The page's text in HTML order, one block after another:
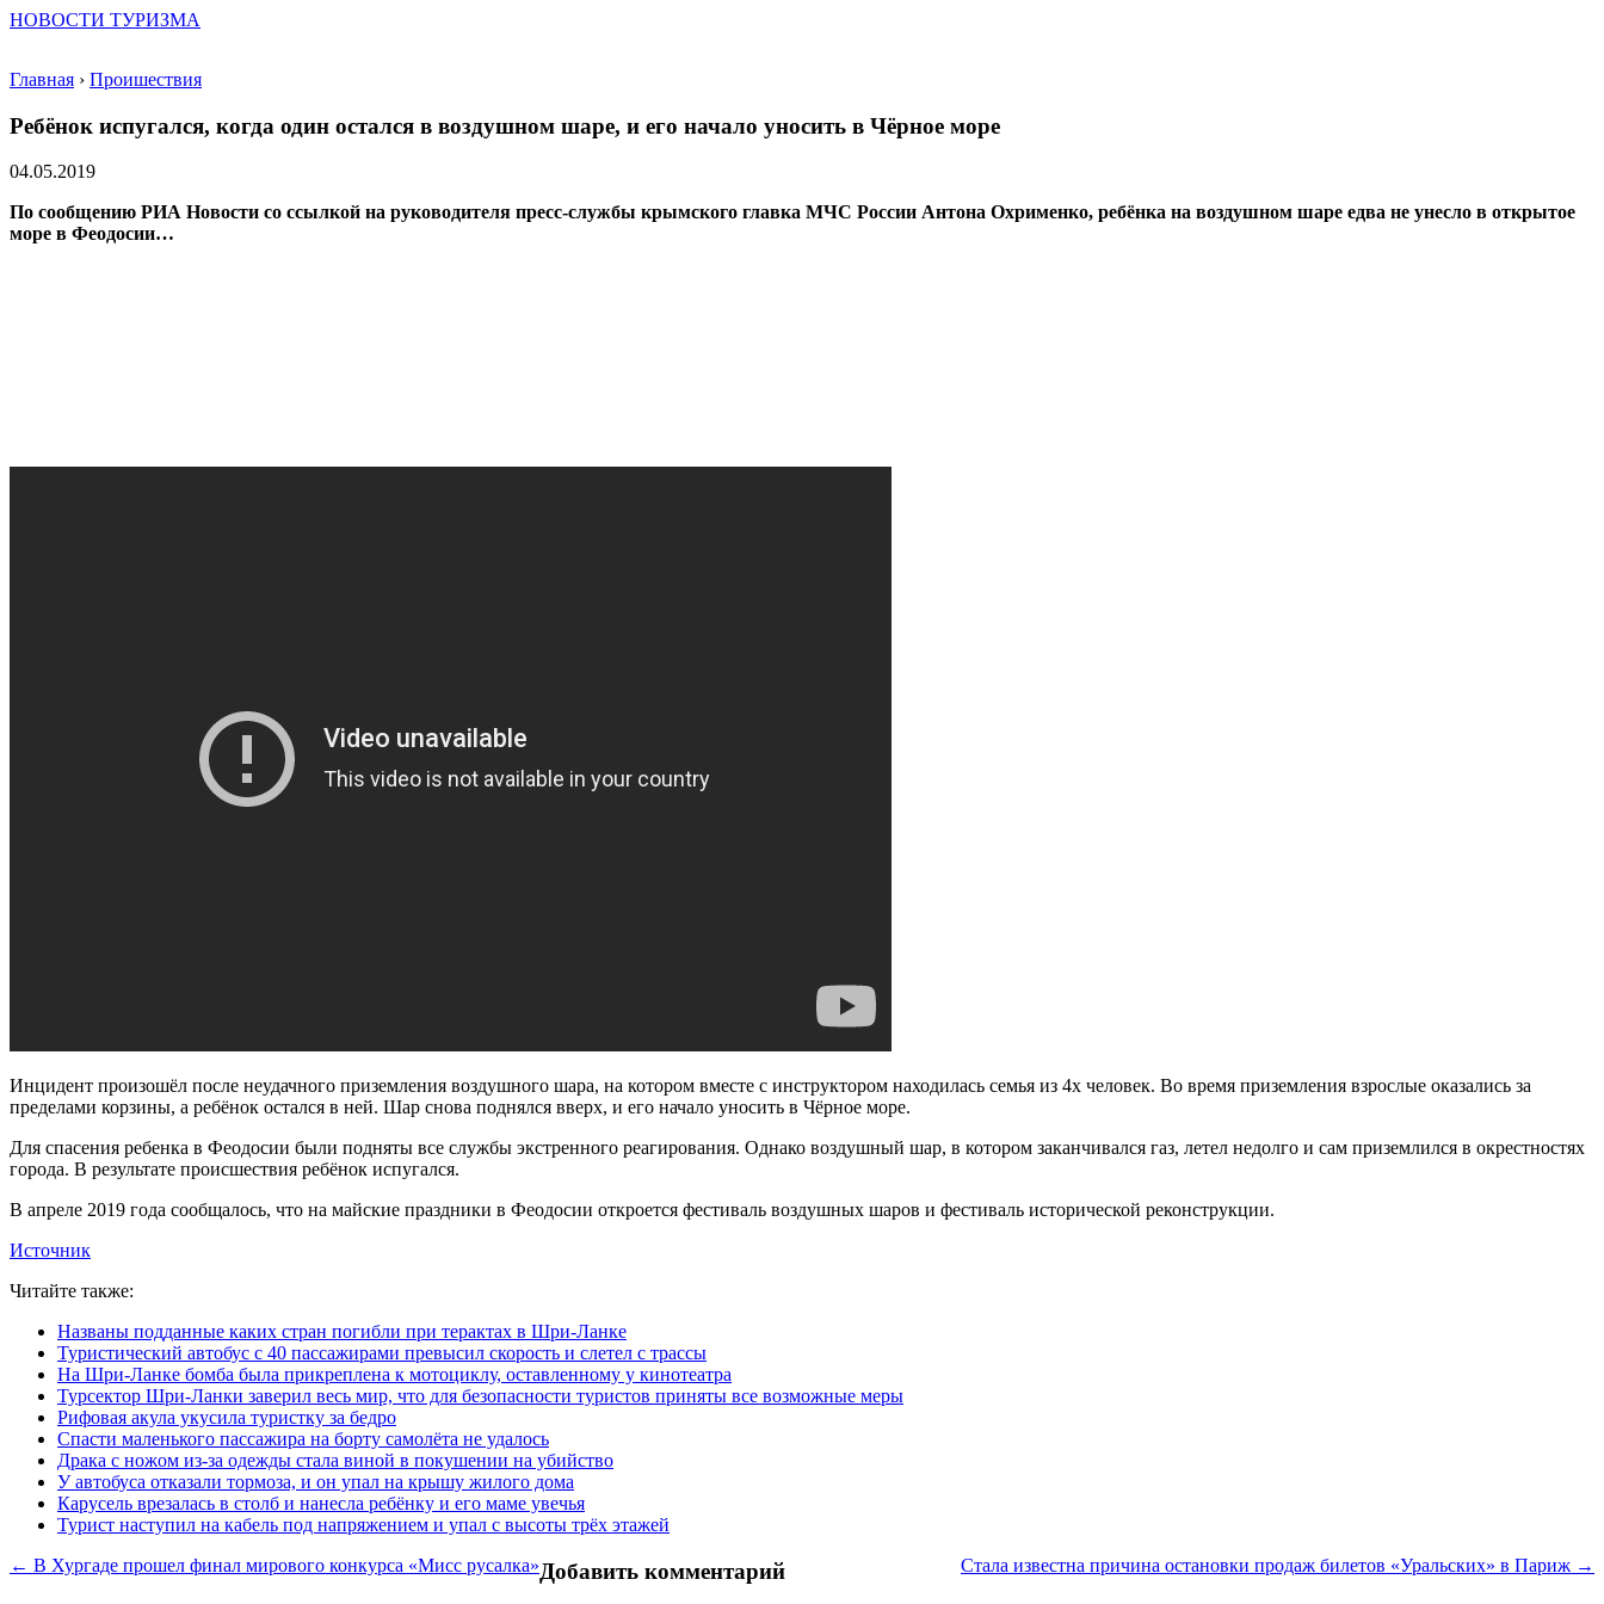
НОВОСТИ ТУРИЗМА
Главная › Проишествия
Ребёнок испугался, когда один остался в воздушном шаре, и его начало уносить в Чёрное море
04.05.2019
По сообщению РИА Новости со ссылкой на руководителя пресс-службы крымского главка МЧС России Антона Охрименко, ребёнка на воздушном шаре едва не унесло в открытое
море в Феодосии…
Инцидент произошёл после неудачного приземления воздушного шара, на котором вместе с инструктором находилась семья из 4х человек. Во время приземления взрослые оказались за
пределами корзины, а ребёнок остался в ней. Шар снова поднялся вверх, и его начало уносить в Чёрное море.
Для спасения ребенка в Феодосии были подняты все службы экстренного реагирования. Однако воздушный шар, в котором заканчивался газ, летел недолго и сам приземлился в окрестностях
города. В результате происшествия ребёнок испугался.
В апреле 2019 года сообщалось, что на майские праздники в Феодосии откроется фестиваль воздушных шаров и фестиваль исторической реконструкции.
Источник
Читайте также:
Названы подданные каких стран погибли при терактах в Шри-Ланке
Туристический автобус с 40 пассажирами превысил скорость и слетел с трассы
На Шри-Ланке бомба была прикреплена к мотоциклу, оставленному у кинотеатра
Турсектор Шри-Ланки заверил весь мир, что для безопасности туристов приняты все возможные меры
Рифовая акула укусила туристку за бедро
Спасти маленького пассажира на борту самолёта не удалось
Драка с ножом из-за одежды стала виной в покушении на убийство
У автобуса отказали тормоза, и он упал на крышу жилого дома
Карусель врезалась в столб и нанесла ребёнку и его маме увечья
Турист наступил на кабель под напряжением и упал с высоты трёх этажей
← В Хургаде прошел финал мирового конкурса «Мисс русалка»
Стала известна причина остановки продаж билетов «Уральских» в Париж →
Добавить комментарий